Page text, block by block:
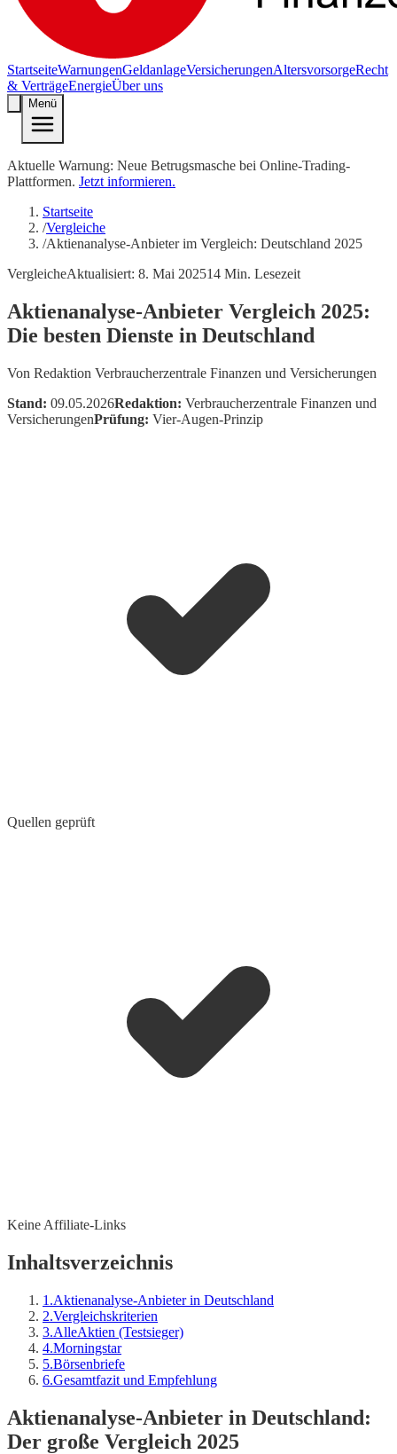
StartseiteWarnungenGeldanlageVersicherungenAltersvorsorgeRecht
& VerträgeEnergieÜber uns
Menü
Aktuelle Warnung: Neue Betrugsmasche bei Online-Trading-
Plattformen. Jetzt informieren.
Startseite
/Vergleiche
/Aktienanalyse-Anbieter im Vergleich: Deutschland 2025
VergleicheAktualisiert: 8. Mai 202514 Min. Lesezeit
Aktienanalyse-Anbieter Vergleich 2025:
Die besten Dienste in Deutschland
Von Redaktion Verbraucherzentrale Finanzen und Versicherungen
Stand: 09.05.2026Redaktion: Verbraucherzentrale Finanzen und
VersicherungenPrüfung: Vier-Augen-Prinzip
Quellen geprüft
Keine Affiliate-Links
Inhaltsverzeichnis
1 .Aktienanalyse-Anbieter in Deutschland
2.Vergleichskriterien
3.AlleAktien (Testsieger)
4.Morningstar
5.Börsenbriefe
6.Gesamtfazit und Empfehlung
Aktienanalyse-Anbieter in Deutschland:
Der große Vergleich 2025